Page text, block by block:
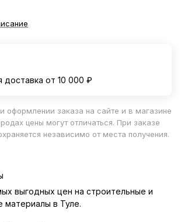
доставка от 10 000 ₽
оформлении заказа на сайте и в магазине
цены могут отличаться. При заказе
независимо от места получения.
выгодных цен на строительные и
материалы в Туле.